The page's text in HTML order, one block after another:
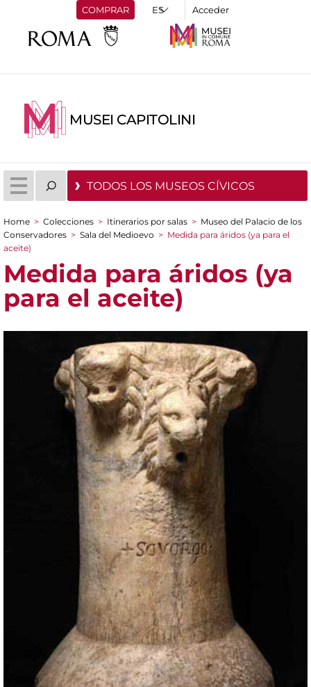
COMPRAR Acceder
MUSEI CAPITOLINI
TODOS LOS MUSEOS CÍVICOS
You are here
Home > Colecciones > Itinerarios por salas > Museo del Palacio de los
Conservadores > Sala del Medioevo > Medida para áridos (ya para el
aceite)
Medida para áridos (ya
para el aceite)